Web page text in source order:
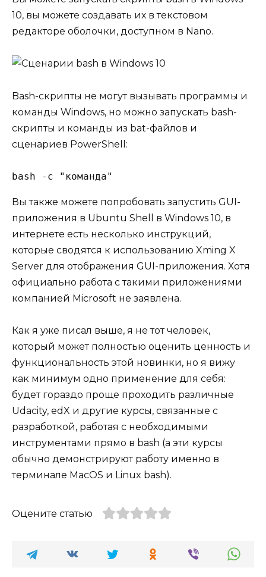
10, вы можете создавать их в текстовом
редакторе оболочки, доступном в Nano.
Bash-скрипты не могут вызывать программы и
команды Windows, но можно запускать bash-
скрипты и команды из bat-файлов и
сценариев PowerShell:
bash -c "команда"
Вы также можете попробовать запустить GUI-
приложения в Ubuntu Shell в Windows 10, в
интернете есть несколько инструкций,
которые сводятся к использованию Xming X
Server для отображения GUI-приложения. Хотя
официально работа с такими приложениями
компанией Microsoft не заявлена.
Как я уже писал выше, я не тот человек,
который может полностью оценить ценность и
функциональность этой новинки, но я вижу
как минимум одно применение для себя:
будет гораздо проще проходить различные
Udacity, edX и другие курсы, связанные с
разработкой, работая с необходимыми
инструментами прямо в bash (а эти курсы
обычно демонстрируют работу именно в
терминале MacOS и Linux bash).
Оцените статью